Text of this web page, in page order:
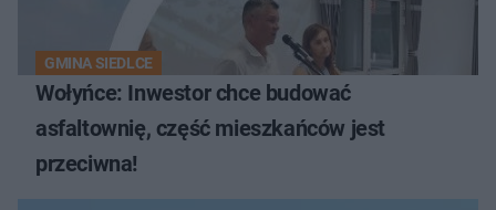
GMINA SIEDLCE
Wołyńce: Inwestor chce budować
asfaltownię, część mieszkańców jest
przeciwna!